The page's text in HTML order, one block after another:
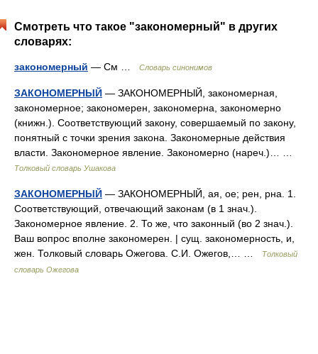
Смотреть что такое "закономерный" в других
словарях:
закономерный — См … Словарь синонимов
ЗАКОНОМЕРНЫЙ — ЗАКОНОМЕРНЫЙ, закономерная,
закономерное; закономерен, закономерна, закономерно
(книжн.). Соответствующий закону, совершаемый по закону,
понятный с точки зрения закона. Закономерные действия
власти. Закономерное явление. Закономерно (нареч.)… …
Толковый словарь Ушакова
ЗАКОНОМЕРНЫЙ — ЗАКОНОМЕРНЫЙ, ая, ое; рен, рна. 1.
Соответствующий, отвечающий законам (в 1 знач.).
Закономерное явление. 2. То же, что законный (во 2 знач.).
Ваш вопрос вполне закономерен. | сущ. закономерность, и,
жен. Толковый словарь Ожегова. С.И. Ожегов,… …
Толковый
словарь Ожегова